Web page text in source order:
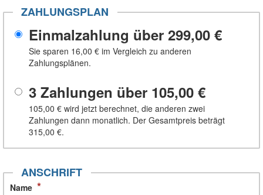
ZAHLUNGSPLAN
Einmalzahlung über 299,00 €
Sie sparen 16,00 € im Vergleich zu anderen
Zahlungsplänen.
3 Zahlungen über 105,00 €
105,00 € wird jetzt berechnet, die anderen zwei
Zahlungen dann monatlich. Der Gesamtpreis beträgt
315,00 €.
ANSCHRIFT
Name *